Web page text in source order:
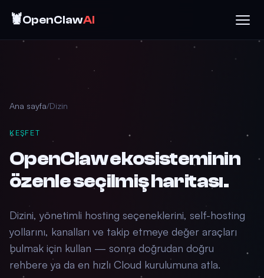
🦞OpenClawAI
Ana sayfa/Dizin
KEŞFET
OpenClaw ekosisteminin
özenle seçilmiş haritası.
Dizini, yönetimli hosting seçeneklerini, self-hosting
yollarını, kanalları ve takip etmeye değer araçları
bulmak için kullan — sonra doğrudan doğru
rehbere ya da en hızlı Cloud kurulumuna atla.